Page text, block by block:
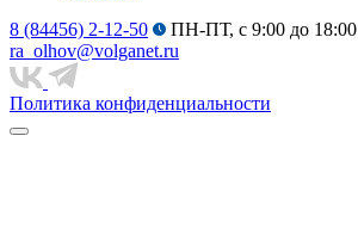
8 (84456) 2-12-50
ПН-ПТ, с 9:00 до 18:00
ra_olhov@volganet.ru
Политика конфиденциальности